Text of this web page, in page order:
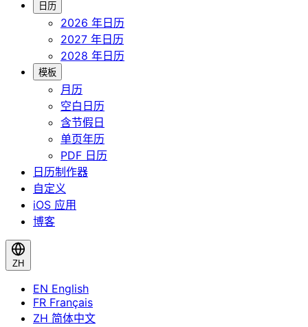
日历
2026 年日历
2027 年日历
2028 年日历
模板
月历
空白日历
含节假日
单页年历
PDF 日历
日历制作器
自定义
iOS 应用
博客
ZH
EN English
FR Français
ZH 简体中文